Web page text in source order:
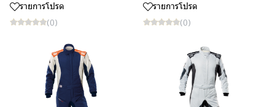
รายการโปรด
(0)
รายการโปรด
(0)